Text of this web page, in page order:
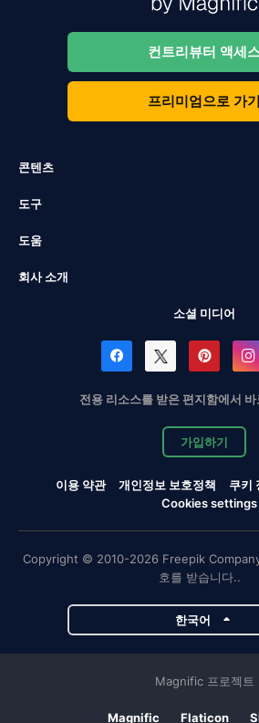
컨트리뷰터 액세
프리미엄으로 가기
콘텐츠
도구
도움
회사 소개
소셜 미디어
전용 리소스를 받은 편지함에서
가입하기
이용 약관 개인정보 보호정책 쿠키
Cookies settings
Copyright © 2010-2026 Freepik
호를 받습니다..
한국어
Magnific 프로젝트
Magnific Flaticon